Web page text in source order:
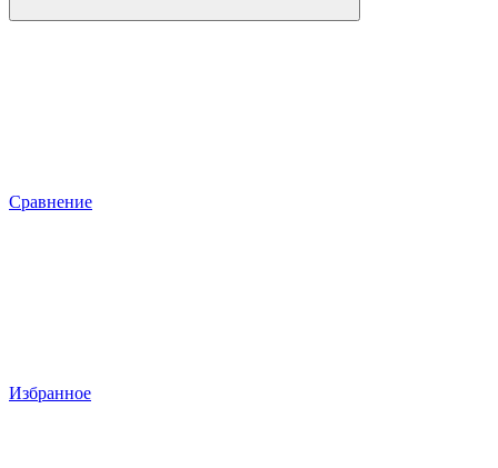
Сравнение
Избранное